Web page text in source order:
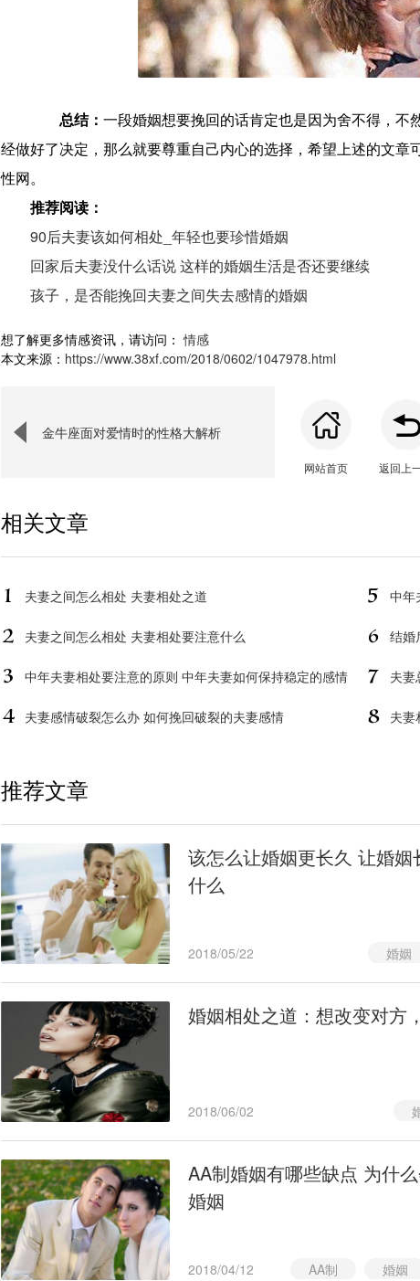
总结： 一段婚姻想要挽回的话肯定也是因为舍不得，
经做好了决定，那么就要尊重自己内心的选择，希望上述的文
性网。
推荐阅读：
90后夫妻该如何相处_年轻也要珍惜婚姻
回家后夫妻没什么话说 这样的婚姻生活是否还要继续
孩子，是否能挽回夫妻之间失去感情的婚姻
想了解更多情感资讯，请访问：情感
本文来源： https://www.38xf.com/2018/0602/1047978.html
金牛座面对爱情时的性格大解析
网站首页 返回上
相关文章
夫妻之间怎么相处 夫妻相处之道
夫妻之间怎么相处 夫妻相处要注意什么
中年夫妻相处要注意的原则 中年夫妻如何保持稳定的感情
夫妻感情破裂怎么办 如何挽回破裂的夫妻感情
中年
结婚
夫妻
夫妻
推荐文章
该怎么让婚姻更长久 让婚姻
什么
2018/05/22 婚姻
婚姻相处之道：想改变对方
2018/06/02
AA制婚姻有哪些缺点 为什
婚姻
2018/04/12 AA制 婚姻